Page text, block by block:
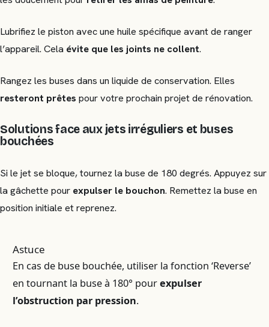
Lubrifiez le piston avec une huile spécifique avant de ranger
l’appareil. Cela évite que les joints ne collent.
Rangez les buses dans un liquide de conservation. Elles
resteront prêtes pour votre prochain projet de rénovation.
Solutions face aux jets irréguliers et buses
bouchées
Si le jet se bloque, tournez la buse de 180 degrés. Appuyez sur
la gâchette pour expulser le bouchon. Remettez la buse en
position initiale et reprenez.
Astuce
En cas de buse bouchée, utiliser la fonction ‘Reverse’
en tournant la buse à 180° pourexpulser
l’obstruction par pression.